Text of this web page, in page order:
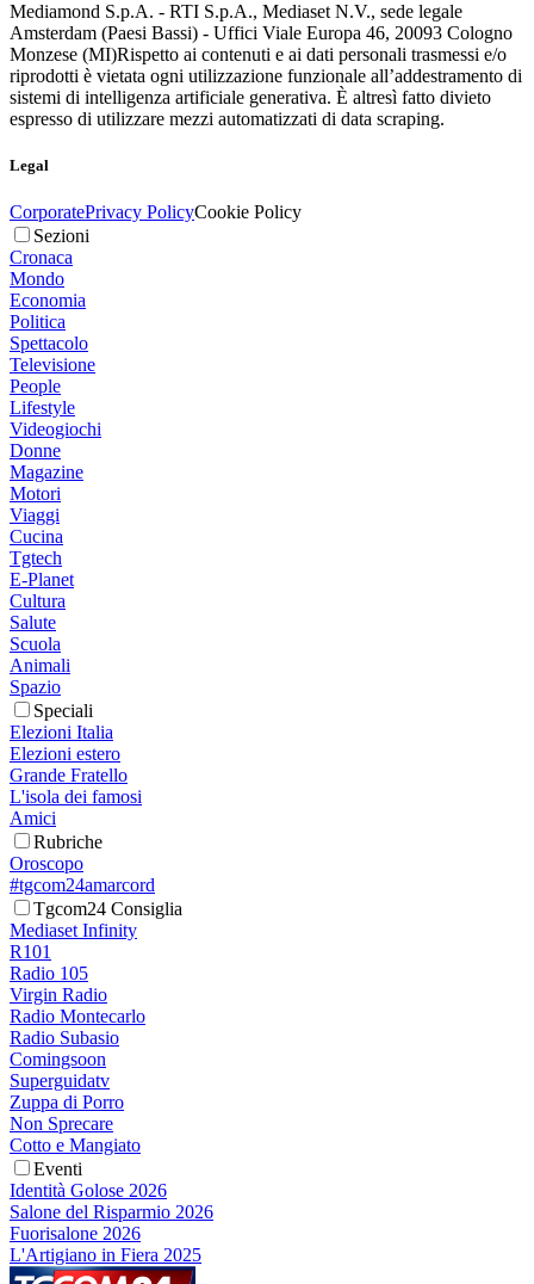
Mediamond S.p.A. - RTI S.p.A., Mediaset N.V., sede legale
Amsterdam (Paesi Bassi) - Uffici Viale Europa 46, 20093 Cologno
Monzese (MI)Rispetto ai contenuti e ai dati personali trasmessi e/o
riprodotti è vietata ogni utilizzazione funzionale all’addestramento di
sistemi di intelligenza artificiale generativa. È altresì fatto divieto
espresso di utilizzare mezzi automatizzati di data scraping.
Legal
CorporatePrivacy PolicyCookie Policy
Sezioni
Cronaca
Mondo
Economia
Politica
Spettacolo
Televisione
People
Lifestyle
Videogiochi
Donne
Magazine
Motori
Viaggi
Cucina
Tgtech
E-Planet
Cultura
Salute
Scuola
Animali
Spazio
Speciali
Elezioni Italia
Elezioni estero
Grande Fratello
L'isola dei famosi
Amici
Rubriche
Oroscopo
#tgcom24amarcord
Tgcom24 Consiglia
Mediaset Infinity
R101
Radio 105
Virgin Radio
Radio Montecarlo
Radio Subasio
Comingsoon
Superguidatv
Zuppa di Porro
Non Sprecare
Cotto e Mangiato
Eventi
Identità Golose 2026
Salone del Risparmio 2026
Fuorisalone 2026
L'Artigiano in Fiera 2025